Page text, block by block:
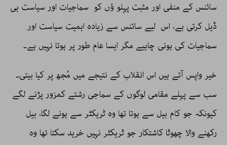
سائنس کے منفی اور مثبت پہلو ؤں کو سماجیات اور سیاست ہی
ڈیل کرتی ہے، اس لیے سائنس سے زیادہ اہمیت سیاست اور
سماجیات کی ہونی چاہیے مگر ایسا عام طور پر ہوتا نہیں ہے۔
خیر واپس آتے ہیں اس انقلاب کے نتیجے میں مُجھ پر کیا بیتی۔
سب سے پہلے مقامی لوگوں کے سماجی رشتے کمزور پڑنے لگے
کیونکہ جو کام بیل سے ہوتا تھا وہ ٹریکٹر سے ہونے لگا، بیل
رکھنے والا چھوٹا کاشتکار جو ٹریکٹر نہیں خرید سکتا تھا وہ